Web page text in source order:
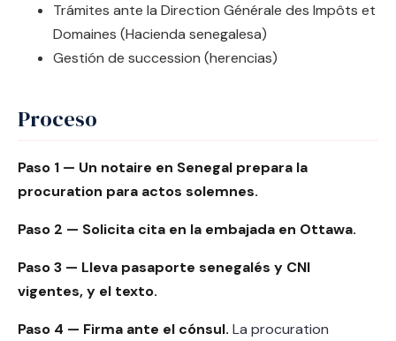
Trámites ante la Direction Générale des Impôts et
Domaines (Hacienda senegalesa)
Gestión de succession (herencias)
Proceso
Paso 1 — Un notaire en Senegal prepara la
procuration para actos solemnes.
Paso 2 — Solicita cita en la embajada en Ottawa.
Paso 3 — Lleva pasaporte senegalés y CNI
vigentes, y el texto.
Paso 4 — Firma ante el cónsul. La procuration